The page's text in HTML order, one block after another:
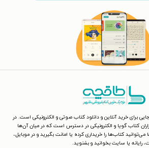
برای خرید آنلاین و دانلود کتاب صوتی و الکترونیکی است. در
کتاب گویا و الکترونیکی در دسترس است که در میان آن‌ها
کتاب‌ها را خریداری کرده یا امانت بگیرید و در موبایل،
رایانه یا سایت بخوانید و بشنوید.